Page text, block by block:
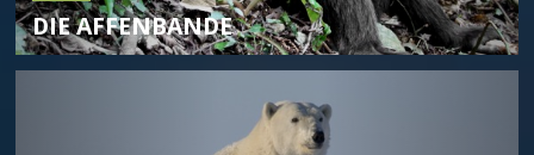
DIE AFFENBANDE